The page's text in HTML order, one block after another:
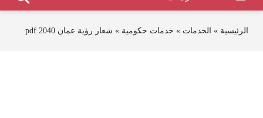
الرئيسية » الخدمات » خدمات حكومية » شعار رؤية عمان 2040 pdf